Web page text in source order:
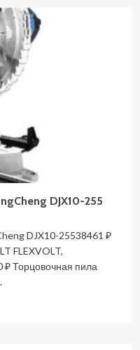
DJX10-255
DJX10-25538461 ₽
FLEXVOLT,
₽ Торцовочная пила